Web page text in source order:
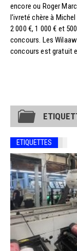
encore ou Roger
l'ivreté chère à
2 000 €, 1 000 € et
concours. Les
concours est gratuit
ETIQUETTES